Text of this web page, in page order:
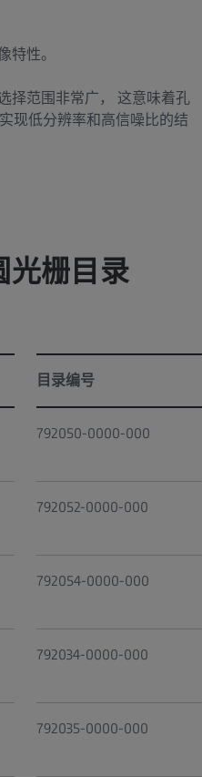
特性。
择范围非常广， 这意味着孔
现低分辨率和高信噪比的结
光栅目录
目录编号
792050-0000-000
792052-0000-000
792054-0000-000
792034-0000-000
792035-0000-000